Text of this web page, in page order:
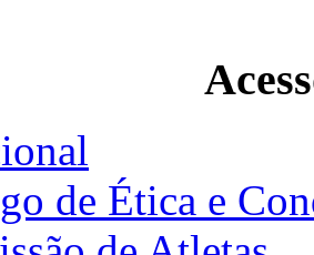
de Ética e